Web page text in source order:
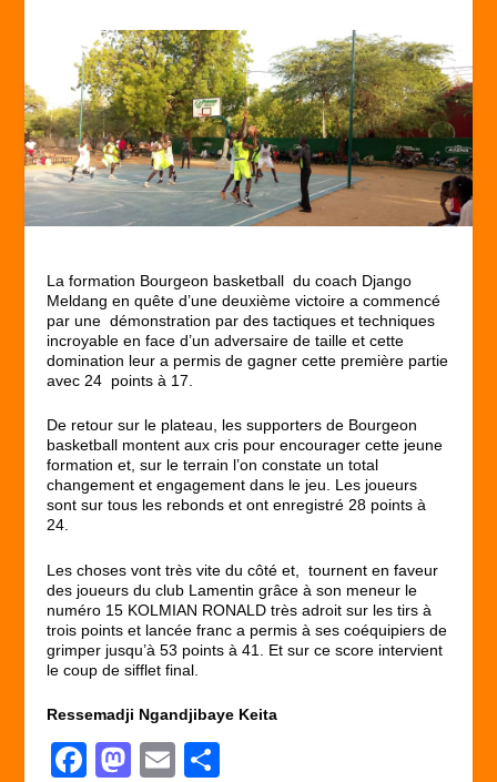
La formation Bourgeon basketball du coach Django
Meldang en quête d’une deuxième victoire a commencé
par une démonstration par des tactiques et techniques
incroyable en face d’un adversaire de taille et cette
domination leur a permis de gagner cette première partie
avec 24 points à 17.
De retour sur le plateau, les supporters de Bourgeon
basketball montent aux cris pour encourager cette jeune
formation et, sur le terrain l’on constate un total
changement et engagement dans le jeu. Les joueurs
sont sur tous les rebonds et ont enregistré 28 points à
24.
Les choses vont très vite du côté et, tournent en faveur
des joueurs du club Lamentin grâce à son meneur le
numéro 15 KOLMIAN RONALD très adroit sur les tirs à
trois points et lancée franc a permis à ses coéquipiers de
grimper jusqu’à 53 points à 41. Et sur ce score intervient
le coup de sifflet final.
Ressemadji Ngandjibaye Keita
F
M
E